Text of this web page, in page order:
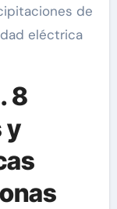
de
eléctrica
8
y